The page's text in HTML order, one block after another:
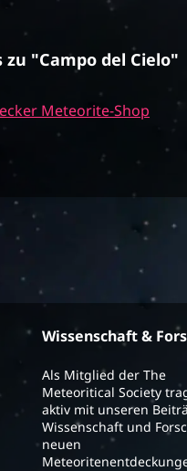
"Campo del Cielo"
Meteorite-Shop
Wissenschaft &
Als Mitglied der The
Meteoritical Society
aktiv mit unseren
Wissenschaft und
neuen